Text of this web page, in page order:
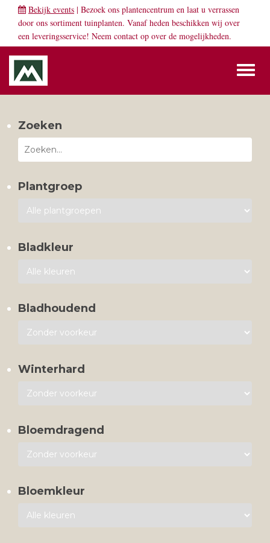
Bekijk events | Bezoek ons plantencentrum en laat u verrassen
door ons sortiment tuinplanten. Vanaf heden beschikken wij over
een leveringsservice! Neem contact op over de mogelijkheden.
Zoeken
Plantgroep
Bladkleur
Bladhoudend
Winterhard
Bloemdragend
Bloemkleur